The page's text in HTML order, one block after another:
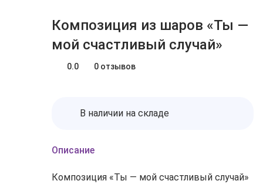
Композиция из шаров «Ты —
мой счастливый случай»
0.0 0 отзывов
В наличии на складе
Описание
Композиция «Ты — мой счастливый случай»